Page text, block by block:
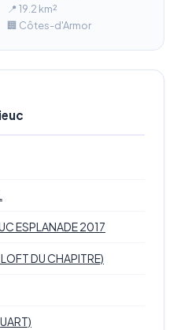
📍 19.2 km²
🏢 Côtes-d'Armor
ESPLANADE 2017
DU CHAPITRE)